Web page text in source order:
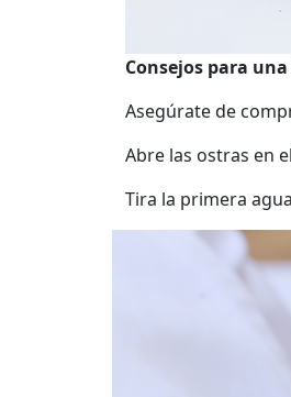
Consejos para
Asegúrate de
Abre las ostras en
Tira la primera